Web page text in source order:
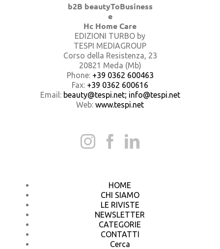
b2B beautyToBusiness
e
Hc Home Care
EDIZIONI TURBO by
TESPI MEDIAGROUP
Corso della Resistenza, 23
20821 Meda (Mb)
Phone: +39 0362 600463
Fax: +39 0362 600616
Email: beauty@tespi.net; info@tespi.net
Web: www.tespi.net
HOME
CHI SIAMO
LE RIVISTE
NEWSLETTER
CATEGORIE
CONTATTI
Cerca